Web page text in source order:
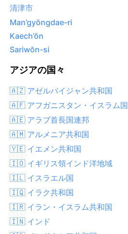
清津市
Man’gyŏngdae-ri
Kaech’ŏn
Sariwŏn-si
アジアの国々
🇦🇿 アゼルバイジャン共和国
🇦🇫 アフガニスタン・イスラム国
🇦🇪 アラブ首長国連邦
🇦🇲 アルメニア共和国
🇾🇪 イエメン共和国
🇮🇴 イギリス領インド洋地域
🇮🇱 イスラエル国
🇮🇶 イラク共和国
🇮🇷 イラン・イスラム共和国
🇮🇳 インド